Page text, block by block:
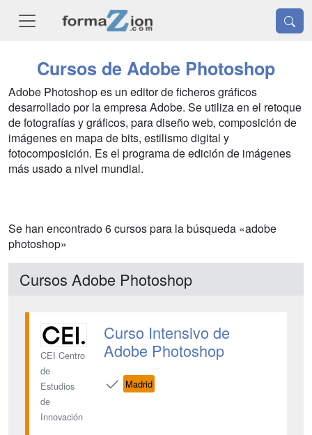
Cursos de Adobe Photoshop
Adobe Photoshop es un editor de ficheros gráficos
desarrollado por la empresa Adobe. Se utiliza en el retoque
de fotografías y gráficos, para diseño web, composición de
imágenes en mapa de bits, estilismo digital y
fotocomposición. Es el programa de edición de imágenes
más usado a nivel mundial.
Se han encontrado 6 cursos para la búsqueda «adobe
photoshop»
Cursos Adobe Photoshop
CEI Centro
de
Estudios
de
Innovación
Curso Intensivo de
Adobe Photoshop
Madrid